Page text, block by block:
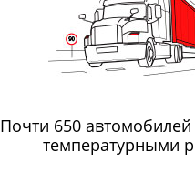
Почти 650
температурными